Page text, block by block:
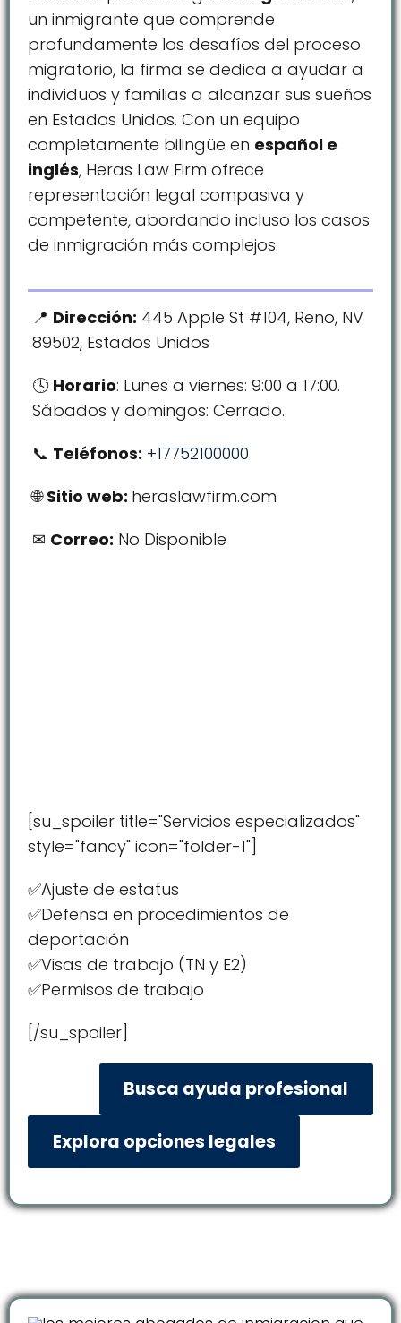
un inmigrante que comprende
profundamente los desafíos del proceso
migratorio, la firma se dedica a ayudar a
individuos y familias a alcanzar sus sueños
en Estados Unidos. Con un equipo
completamente bilingüe en español e
inglés, Heras Law Firm ofrece
representación legal compasiva y
competente, abordando incluso los casos
de inmigración más complejos.
Dirección: 445 Apple St #104, Reno, NV
89502, Estados Unidos
Horario: Lunes a viernes: 9:00 a 17:00.
Sábados y domingos: Cerrado.
Teléfonos: +17752100000
Sitio web: heraslawfirm.com
Correo: No Disponible
[su_spoiler title="Servicios especializados"
style="fancy" icon="folder-1"]
✅Ajuste de estatus
✅Defensa en procedimientos de
deportación
✅Visas de trabajo (TN y E2)
✅Permisos de trabajo
[/su_spoiler]
Busca ayuda profesional
Explora opciones legales